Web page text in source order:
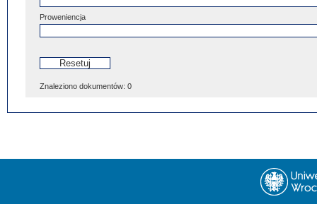
Proweniencja
Znaleziono dokumentów: 0